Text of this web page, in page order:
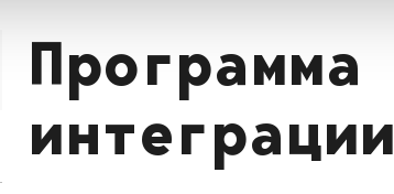
Программа
интеграции